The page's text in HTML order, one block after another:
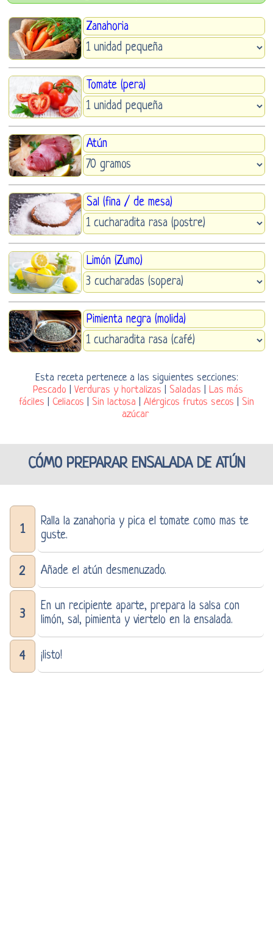
Zanahoria
Tomate (pera)
Atún
Sal (fina / de mesa)
Limón (Zumo)
Pimienta negra (molida)
Esta receta pertenece a las siguientes secciones:
Pescado
Verduras y hortalizas Saladas
Las más
fáciles
Celiacos Sin lactosa Alérgicos frutos secos
Sin
azúcar
CÓMO PREPARAR ENSALADA DE ATÚN
1
Ralla la zanahoria y pica el tomate como mas te
guste.
2 Añade el atún desmenuzado.
3
En un recipiente aparte, prepara la salsa con
limón, sal, pimienta y viertelo en la ensalada.
4 ¡listo!